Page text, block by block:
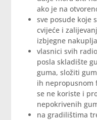
ako je na
sve posude koje
cvijeće i
izbjegne
vlasnici svih
posla skladište
guma, složiti
ih nepropusnom
se ne koriste i
nepokrivenih
na gradilištima